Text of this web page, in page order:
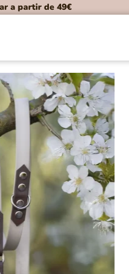
a partir de 49€